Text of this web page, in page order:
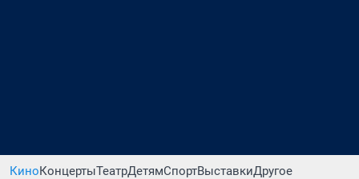
КиноКонцертыТеатрДетямСпортВыставкиДругое